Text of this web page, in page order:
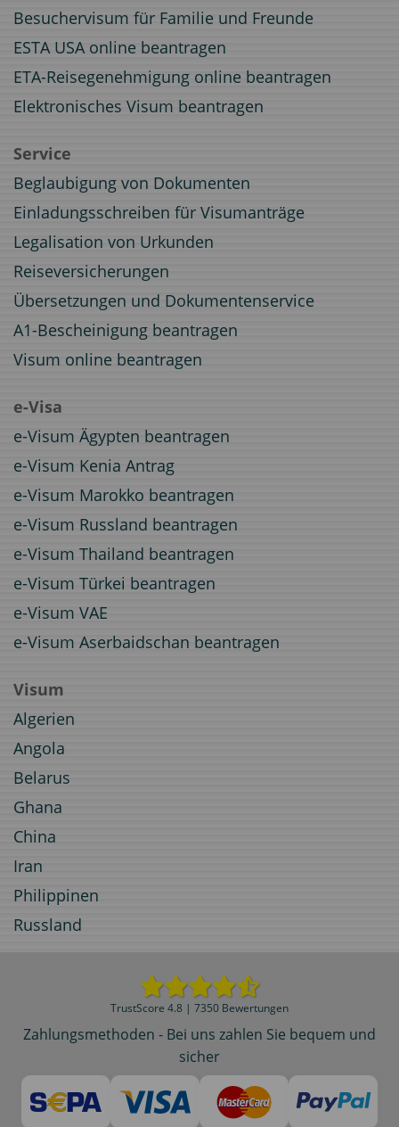
Besuchervisum für Familie und Freunde
ESTA USA online beantragen
ETA-Reisegenehmigung online beantragen
Elektronisches Visum beantragen
Service
Beglaubigung von Dokumenten
Einladungsschreiben für Visumanträge
Legalisation von Urkunden
Reiseversicherungen
Übersetzungen und Dokumentenservice
A1-Bescheinigung beantragen
Visum online beantragen
e-Visa
e-Visum Ägypten beantragen
e-Visum Kenia Antrag
e-Visum Marokko beantragen
e-Visum Russland beantragen
e-Visum Thailand beantragen
e-Visum Türkei beantragen
e-Visum VAE
e-Visum Aserbaidschan beantragen
Visum
Algerien
Angola
Belarus
Ghana
China
Iran
Philippinen
Russland
TrustScore 4.8 | 7350 Bewertungen
Zahlungsmethoden - Bei uns zahlen Sie bequem und
sicher